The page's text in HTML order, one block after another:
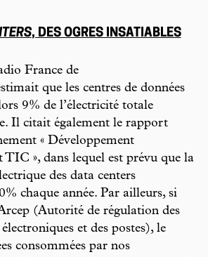
, DES OGRES INSATIABLES
France de
que les centres de données
9% de l’électricité totale
Il citait également le rapport
« Développement
TIC », dans lequel est prévu que la
des data centers
chaque année. Par ailleurs, si
(Autorité de régulation des
et des postes), le
consommées par nos